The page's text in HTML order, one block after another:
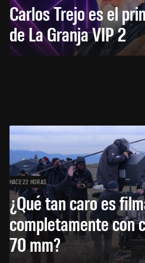
Carlos Trejo es el
de La Granja VIP 2
HACE 22 HORAS
¿Qué tan caro es
completamente con
70 mm?